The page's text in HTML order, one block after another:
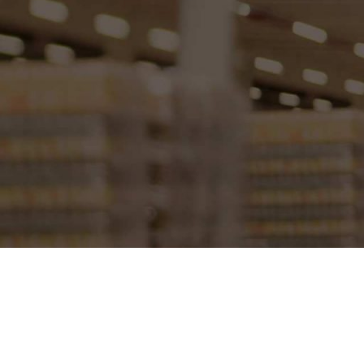
Preguntas